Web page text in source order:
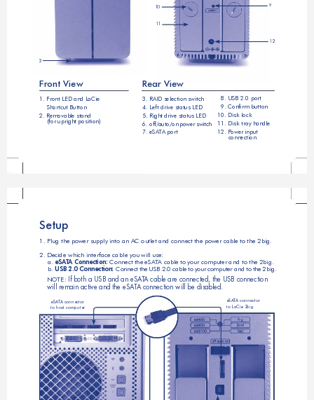
10 9
12
2
Front View Rear View
1. Front LED and LaCie 3. RAID selection switch
  8. USB 2.0 port
Shortcut Button 4. Left drive status LED
  9. Conﬁrm button
2. Removable stand 5. Right drive status LED
10. Disk lock
(for upright position)
6. off/auto /on power switch 11. Disk tray handle
7. eSATA port 12. Power input
connection
Setup
1. Plug the power supply into a n AC outlet and connect the powe r ca ble to the 2big .
2. Decide which interface cable you will use:
a. eSATA Connection: Connect the eSATA ca ble to your computer and to the 2big .
b. USB 2.0 Connection: Connect the US B 2.0 ca ble to your computer a nd to the 2 big .
NOTE : If both a USB and an eSATA cable are connected, the USB connection
will remain active and the eSA TA connection will be disabled.
eSATA connector eSATA connector
to host computer
to LaCie 2big